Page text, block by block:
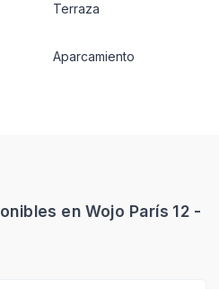
Terraza
Aparcamiento
en Wojo París 12 -